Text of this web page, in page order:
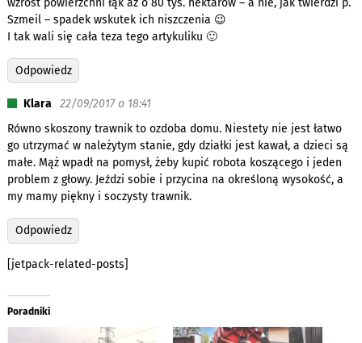
Szmeil – spadek wskutek ich niszczenia 😉
I tak wali się cała teza tego artykuliku 🙂
Odpowiedz
Klara 22/09/2017 o 18:41
Równo skoszony trawnik to ozdoba domu. Niestety nie jest łatwo
go utrzymać w należytym stanie, gdy działki jest kawał, a dzieci są
małe. Mąż wpadł na pomysł, żeby kupić robota koszącego i jeden
problem z głowy. Jeździ sobie i przycina na określoną wysokość, a
my mamy piękny i soczysty trawnik.
Odpowiedz
[jetpack-related-posts]
Poradniki